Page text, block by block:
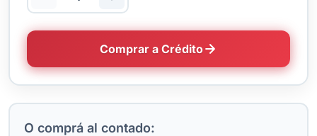
Comprar a Crédito
O comprá al contado: